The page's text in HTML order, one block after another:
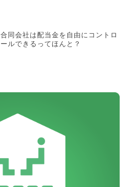
合同会社は配当金を自由にコントロ
ールできるってほんと？